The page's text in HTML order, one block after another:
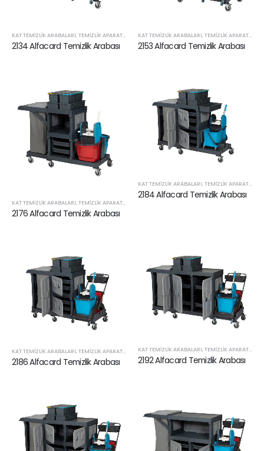
KAT TEMIZLIK ARABALARI,TEMIZLIK APARATLARI VE SARF ÜRÜNLERI
2134 Alfacard Temizlik Arabası
KAT TEMIZLIK ARABALARI,TEMIZLIK APARATLARI VE SARF ÜRÜNLERI
2153 Alfacard Temizlik Arabası
KAT TEMIZLIK ARABALARI,TEMIZLIK APARATLARI VE SARF ÜRÜNLERI
2176 Alfacard Temizlik Arabası
KAT TEMIZLIK ARABALARI,TEMIZLIK APARATLARI VE SARF ÜRÜNLERI
2184 Alfacard Temizlik Arabası
KAT TEMIZLIK ARABALARI,TEMIZLIK APARATLARI VE SARF ÜRÜNLERI
2186 Alfacard Temizlik Arabası
KAT TEMIZLIK ARABALARI,TEMIZLIK APARATLARI VE SARF ÜRÜNLERI
2192 Alfacard Temizlik Arabası